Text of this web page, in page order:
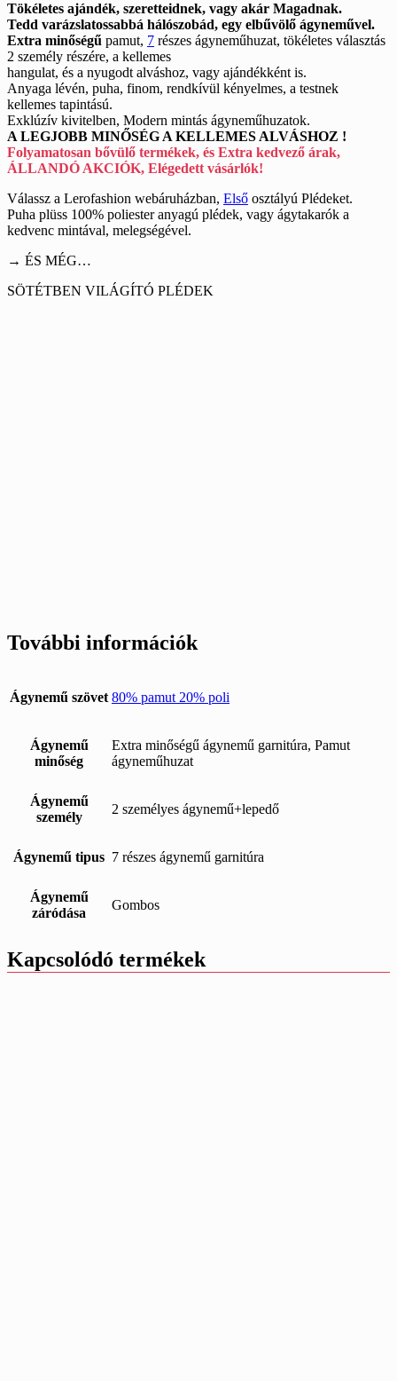
Tökéletes ajándék, szeretteidnek, vagy akár Magadnak.
Tedd varázslatossabbá hálószobád, egy elbűvölő ágyneművel.
Extra minőségű pamut, 7 részes ágyneműhuzat, tökéletes választás
2 személy részére, a kellemes
hangulat, és a nyugodt alváshoz, vagy ajándékként is.
Anyaga lévén, puha, finom, rendkívül kényelmes, a testnek
kellemes tapintású.
Exklúzív kivitelben, Modern mintás ágyneműhuzatok.
A LEGJOBB MINŐSÉG A KELLEMES ALVÁSHOZ !
Folyamatosan bővülő termékek, és Extra kedvező árak,
ÁLLANDÓ AKCIÓK, Elégedett vásárlók!
Válassz a Lerofashion webáruházban, Első osztályú Plédeket.
Puha plüss 100% poliester anyagú plédek, vagy ágytakarók a
kedvenc mintával, melegségével.
→ ÉS MÉG…
SÖTÉTBEN VILÁGÍTÓ PLÉDEK
További információk
Ágynemű szövet 80% pamut 20% poli
Ágynemű
minőség
Extra minőségű ágynemű garnitúra, Pamut
ágyneműhuzat
Ágynemű
személy
2 személyes ágynemű+lepedő
Ágynemű tipus 7 részes ágynemű garnitúra
Ágynemű
záródása
Gombos
Kapcsolódó termékek